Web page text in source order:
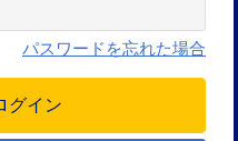
パスワードを忘れた場合